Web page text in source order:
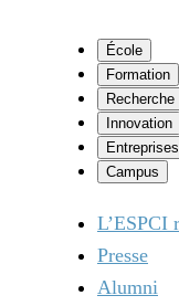
École
Formation
Recherche
Innovation
Entreprises
Campus
L’ESPCI
Presse
Alumni